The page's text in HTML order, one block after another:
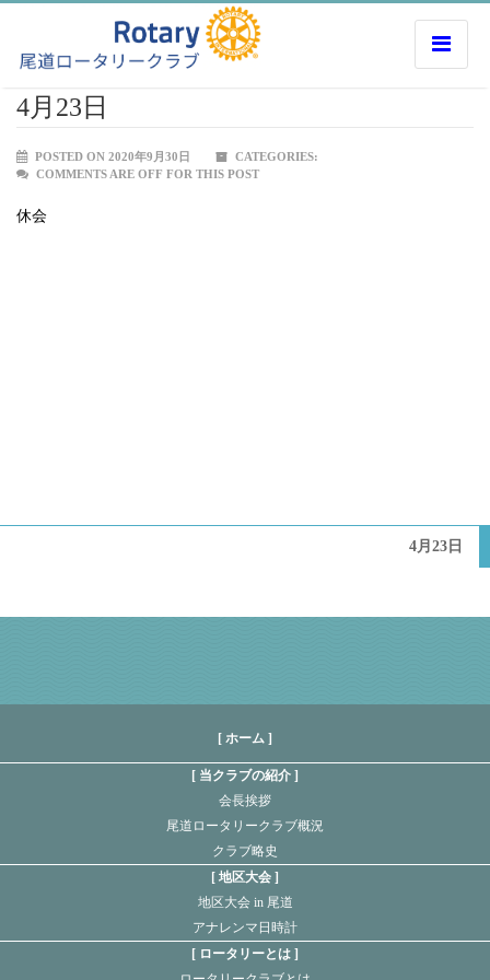
4月23日
POSTED ON 2020年9月30日
CATEGORIES:
COMMENTS ARE OFF FOR THIS POST
休会
4月23日
[ ホーム ]
当クラブの紹介
会長挨拶
尾道ロータリークラブ概況
クラブ略史
地区大会
地区大会 in 尾道
アナレンマ日時計
ロータリーとは